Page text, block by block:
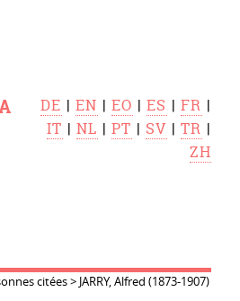
DE |EN |EO |ES |FR |
IT |NL |PT | SV |TR |
ZH
citées> JARRY, Alfred (1873-1907)